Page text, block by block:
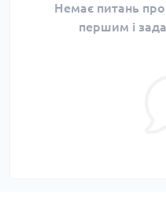
Немає питань
першим і